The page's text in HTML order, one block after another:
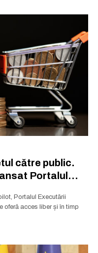
către public.
Portalul
Portalul Executării
oferă acces liber și în timp